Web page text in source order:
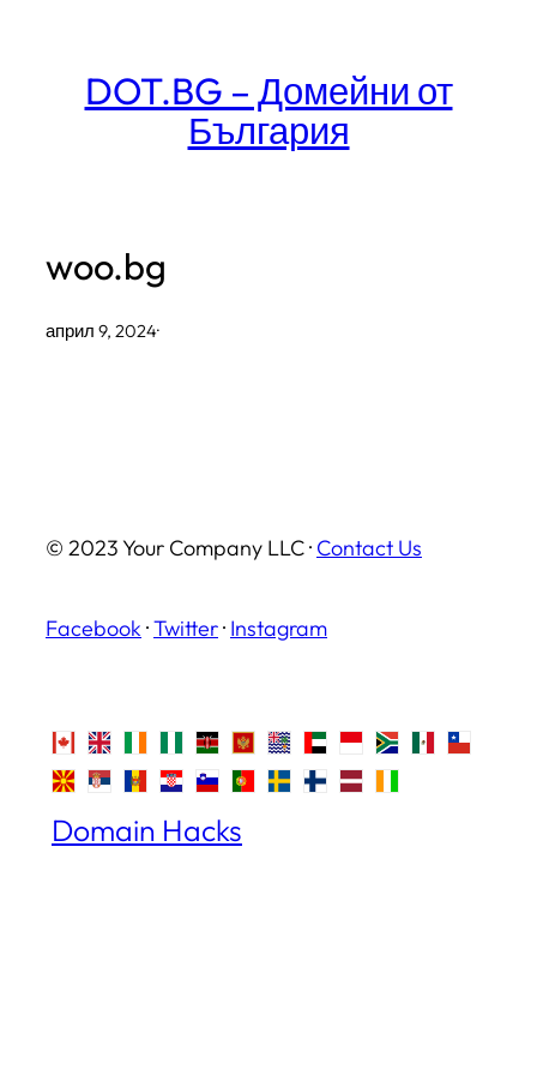
DOT.BG – Домейни от
България
woo.bg
април 9, 2024·
© 2023 Your Company LLC · Contact Us
Facebook ·Twitter· Instagram
Domain Hacks